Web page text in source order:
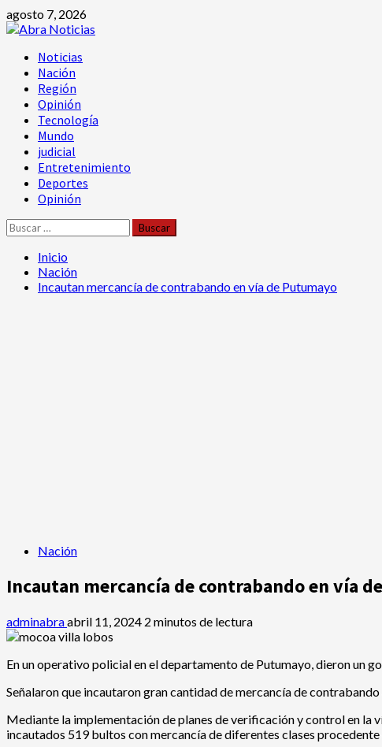
Saltar
al
agosto 7, 2026
Menú
principal
Noticias
Nación
Región
Opinión
Tecnología
Mundo
judicial
Entretenimiento
Deportes
Opinión
Buscar:
Inicio
Nación
Incautan mercancía de contrabando en vía de Putumayo
Nación
Incautan mercancía de contrabando en vía
adminabraabril 11, 2024 2 minutos de lectura
En un operativo policial en el departamento de Putumayo, dieron un
Señalaron que incautaron gran cantidad de mercancía de
Mediante la implementación de planes de verificación y control en la
incautados 519 bultos con mercancía de diferentes clases